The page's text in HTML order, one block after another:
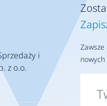
i
z o.o.